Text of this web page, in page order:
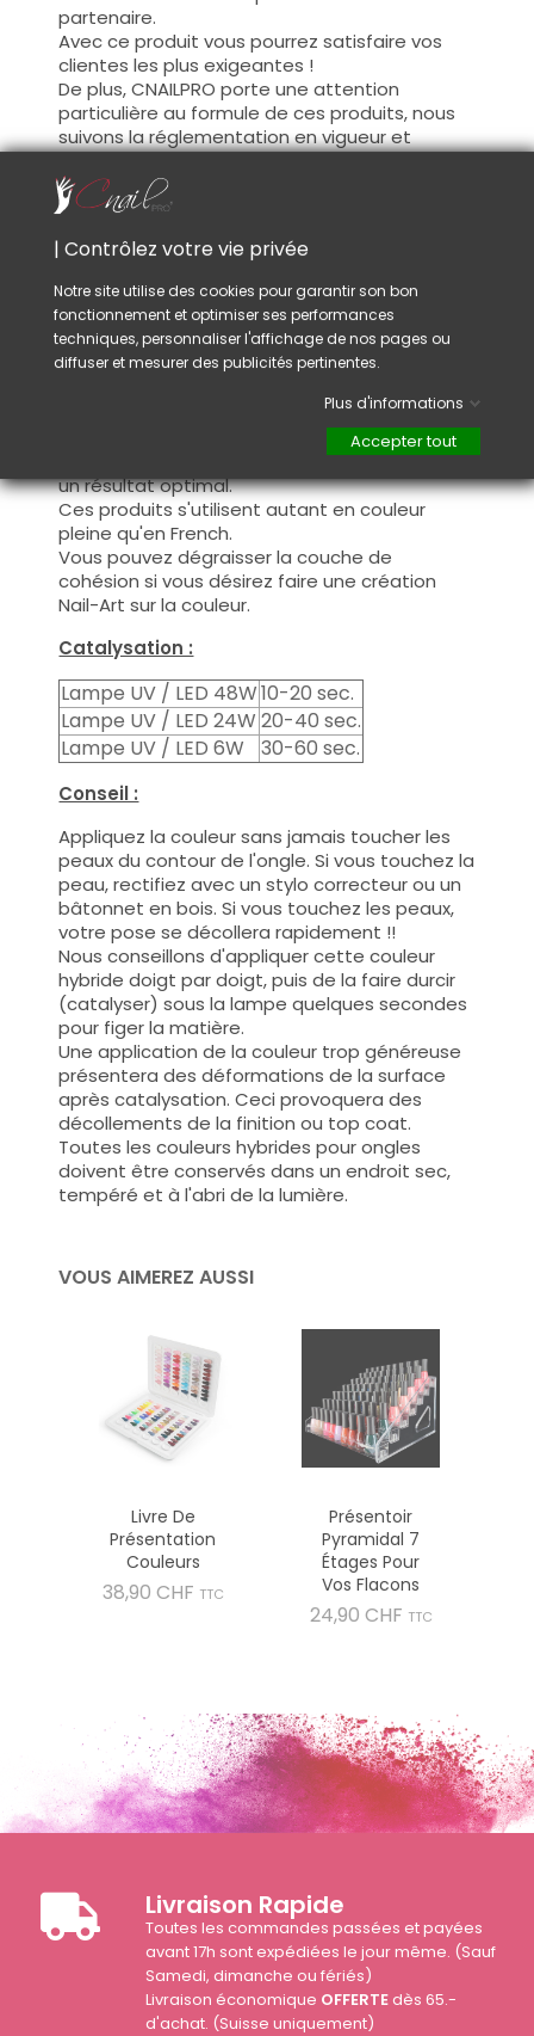
partenaire.
Avec ce produit vous pourrez satisfaire vos
clientes les plus exigeantes !
De plus, CNAILPRO porte une attention
particulière au formule de ces produits, nous
suivons la réglementation en vigueur et
garantissons la conformité de nos produits.
Ceci pour garantir une sécurité d'utilisation
optimale.
Cette couleur s'applique avec son pinceau, de
manière fine, sur la base (il n'est pas
nécessaire de dégraisser la couche de
cohésion) ou sur la construction après limage.
Ce produit s'applique en deux couches,
fermez le bord libre à la première couche et
appliquez la deuxième couche pour garantir
un résultat optimal.
Ces produits s'utilisent autant en couleur
pleine qu'en French.
Vous pouvez dégraisser la couche de
cohésion si vous désirez faire une création
Nail-Art sur la couleur.
Catalysation :
Lampe UV / LED 48W10-20 sec.
Lampe UV / LED 24W 20-40 sec.
Lampe UV / LED 6W
30-60 sec.
Conseil :
Appliquez la couleur sans jamais toucher les
peaux du contour de l'ongle. Si vous touchez la
peau, rectifiez avec un stylo correcteur ou un
bâtonnet en bois. Si vous touchez les peaux,
votre pose se décollera rapidement !!
Nous conseillons d'appliquer cette couleur
hybride doigt par doigt, puis de la faire durcir
(catalyser) sous la lampe quelques secondes
pour figer la matière.
Une application de la couleur trop généreuse
présentera des déformations de la surface
après catalysation. Ceci provoquera des
décollements de la finition ou top coat.
Toutes les couleurs hybrides pour ongles
doivent être conservés dans un endroit sec,
tempéré et à l'abri de la lumière.
VOUS AIMEREZ AUSSI
Livre De
Présentation
Couleurs
38,90 CHF Prix
TTC
Présentoir
Pyramidal 7
Étages Pour
Vos Flacons
24,90 CHF Prix
TTC
Livraison Rapide
Toutes les commandes passées et payées
avant 17h sont expédiées le jour même. (Sauf
Samedi, dimanche ou fériés)
Livraison économique OFFERTEdès 65.-
d'achat. (Suisse uniquement)
| Contrôlez votre vie privée
Notre site utilise des cookies pour garantir son bon
fonctionnement et optimiser ses performances
techniques, personnaliser l'affichage de nos pages ou
diffuser et mesurer des publicités pertinentes.
Plus d'informations
Accepter tout